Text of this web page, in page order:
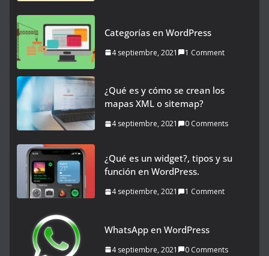
Categorías en WordPress
4 septiembre, 2021 1 Comment
¿Qué es y cómo se crean los
mapas XML o sitemap?
4 septiembre, 2021 0 Comments
¿Qué es un widget?, tipos y su
función en WordPress.
4 septiembre, 2021 1 Comment
WhatsApp en WordPress
4 septiembre, 2021 0 Comments